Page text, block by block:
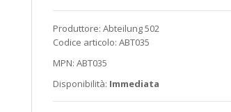
Produttore: Abteilung 502
Codice articolo: ABT035
MPN: ABT035
Disponibilità: Immediata